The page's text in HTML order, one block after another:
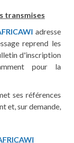
transmises
adresse
reprend les
d'inscription
pour la
ses références
et, sur demande,